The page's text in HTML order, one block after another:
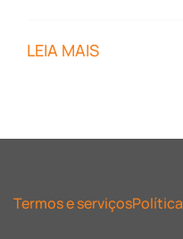
LEIA MAIS
Termos e serviços